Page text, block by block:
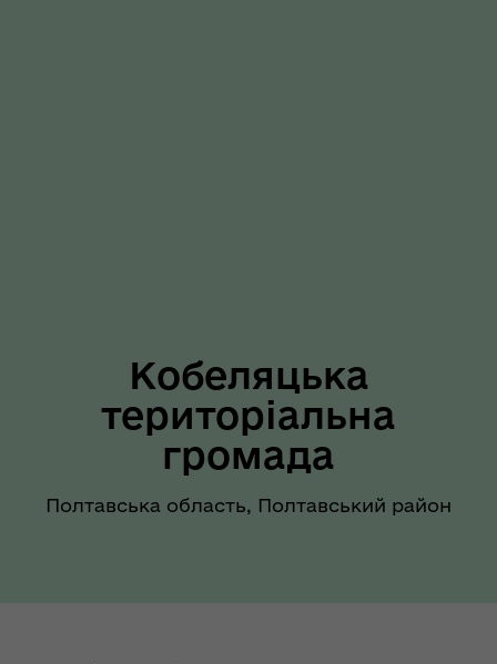
Кобеляцька
територіальна
громада
Полтавська область, Полтавський район